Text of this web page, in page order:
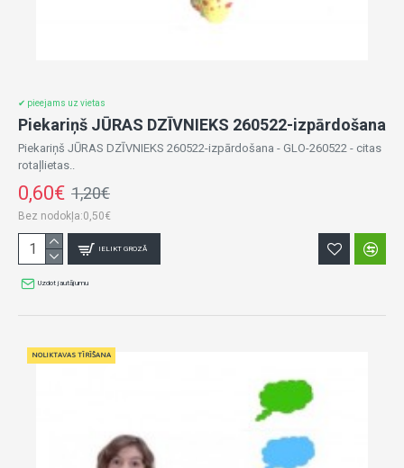
✔ pieejams uz vietas
Piekariņš JŪRAS DZĪVNIEKS 260522-izpārdošana
Piekariņš JŪRAS DZĪVNIEKS 260522-izpārdošana - GLO-260522 - citas
rotaļlietas..
0,60€ 1,20€
Bez nodokļa:0,50€
IELIKT GROZĀ
Uzdot jautājumu
NOLIKTAVAS TĪRĪŠANA